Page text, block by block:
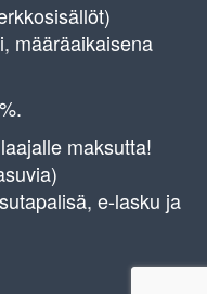
määräaikaisena
maksutta!
e-lasku ja